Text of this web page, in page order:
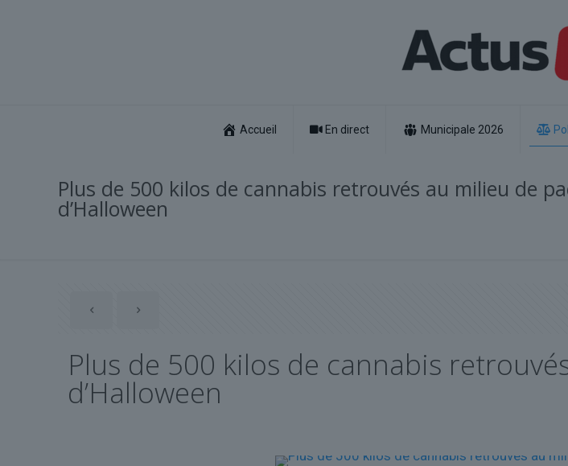
Accueil En direct Municipale 2026
Plus de 500 kilos de cannabis retrouvés au milieu de
d’Halloween
Plus de 500 kilos de cannabis
d’Halloween